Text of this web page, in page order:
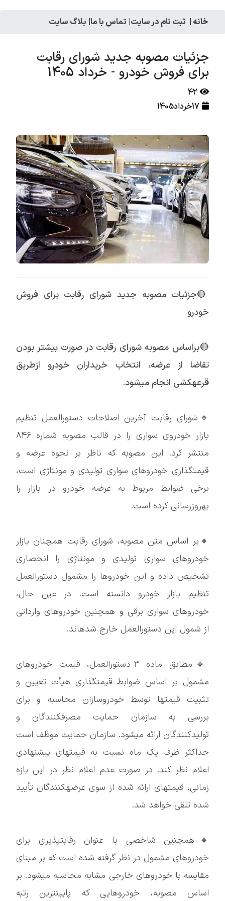
خانه | ثبت نام در سایت| تماس با ما| بلاگ سایت
جزئیات مصوبه جدید شورای رقابت
برای فروش خودرو - خرداد 1405
42
17خرداد1405
🔴جزئیات مصوبه جدید شورای رقابت برای فروش
خودرو
🔴براساس مصوبه شورای رقابت در صورت بیشتر بودن
تقاضا از عرضه، انتخاب خریداران خودرو ازطریق
قرعهکشی انجام میشود.
🔹شورای رقابت آخرین اصلاحات دستورالعمل تنظیم
بازار خودروی سواری را در قالب مصوبه شماره ۸۴۶
منتشر کرد. این مصوبه که ناظر بر نحوه عرضه و
قیمتگذاری خودروهای سواری تولیدی و مونتاژی است،
برخی ضوابط مربوط به عرضه خودرو در بازار را
بهروزرسانی کرده است.
🔸بر اساس متن مصوبه، شورای رقابت همچنان بازار
خودروهای سواری تولیدی و مونتاژی را انحصاری
تشخیص داده و این خودروها را مشمول دستورالعمل
تنظیم بازار خودرو دانسته است. در عین حال،
خودروهای سواری برقی و همچنین خودروهای وارداتی
از شمول این دستورالعمل خارج شدهاند.
🔹مطابق ماده ۳ دستورالعمل، قیمت خودروهای
مشمول بر اساس ضوابط قیمتگذاری هیأت تعیین و
تثبیت قیمتها توسط خودروسازان محاسبه و برای
بررسی به سازمان حمایت مصرفکنندگان و
تولیدکنندگان ارائه میشود. سازمان حمایت موظف است
حداکثر ظرف یک ماه نسبت به قیمتهای پیشنهادی
اعلام نظر کند. در صورت عدم اعلام نظر در این بازه
زمانی، قیمتهای ارائه شده از سوی عرضهکنندگان تأیید
شده تلقی خواهد شد.
🔸همچنین شاخصی با عنوان رقابتپذیری برای
خودروهای مشمول در نظر گرفته شده است که بر مبنای
مقایسه با خودروهای خارجی مشابه محاسبه میشود. بر
اساس مصوبه، خودروهایی که پایینترین رتبه